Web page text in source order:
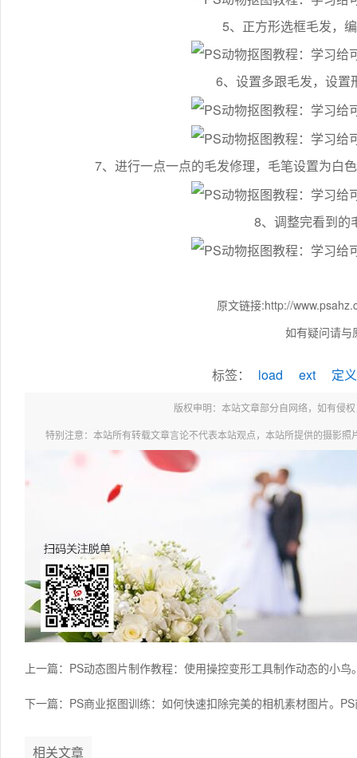
5、正方形选框毛发，
6、设置多跟毛发，设置
7、进行一点一点的毛发修理，毛笔设置为白
8、调整完看到的
原文链接:http://
如有疑问请与
标签： load ext 定义
版权申明：本站文章部分自网络，如有侵
特别注意：本站所有转载文章言论不代表本站观点，本站所提供的摄影
上一篇： PS动态图片制作教程：使用操控变形工具制作动态的小鸟
下一篇： PS商业抠图训练：如何快速扣除完美的相机素材图片。
相关文章